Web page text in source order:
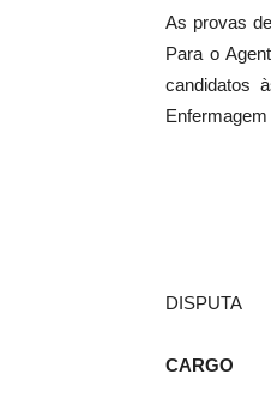
As provas
Para o
candidatos
DISPUTA